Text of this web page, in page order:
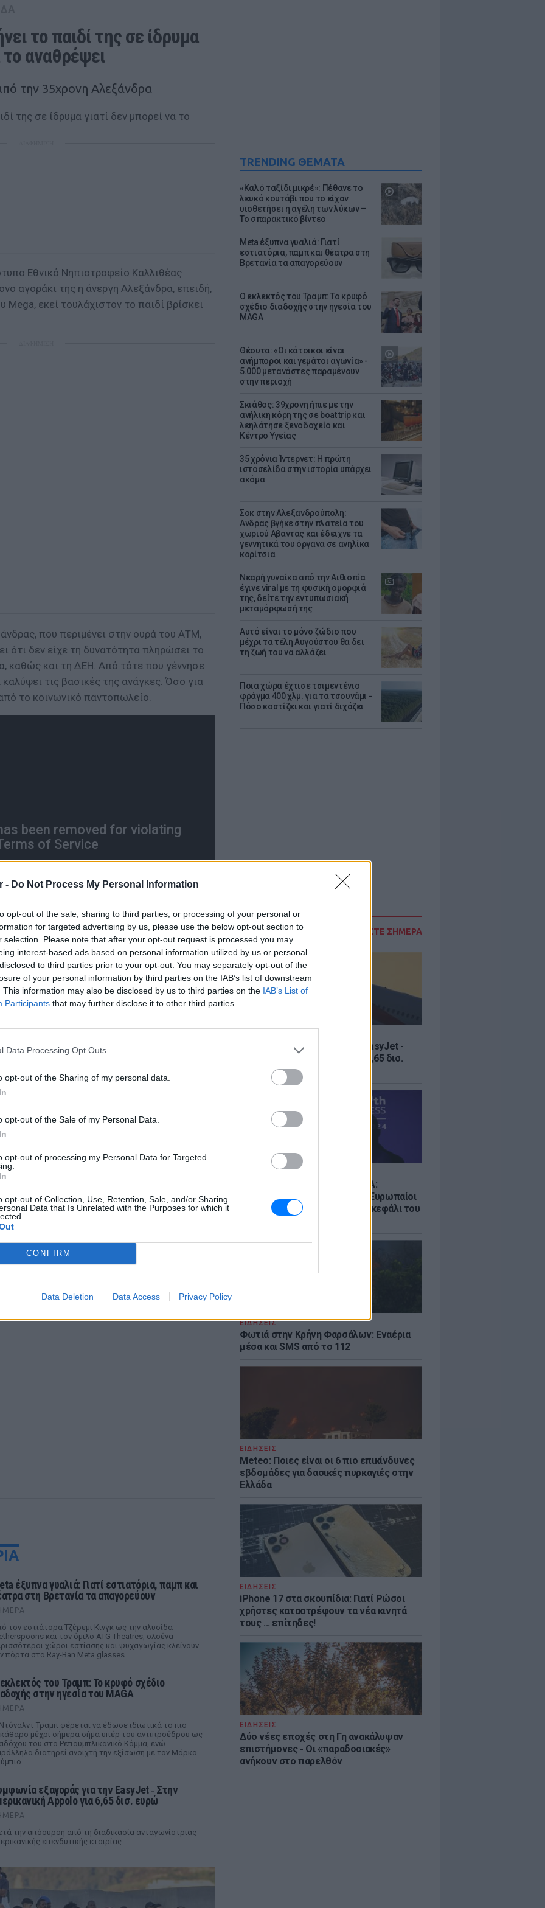
- Do Not Process My Personal Information
opt-out of the sale, sharing to third parties, or processing of your personal or
for targeted advertising by us, please use the below opt-out section to
selection. Please note that after your opt-out request is processed you may
interest-based ads based on personal information utilized by us or personal
to third parties prior to your opt-out. You may separately opt-out of the
of your personal information by third parties on the IAB’s list of downstream
This information may also be disclosed by us to third parties on the IAB’s List of
Participants that may further disclose it to other third parties.
Data Processing Opt Outs
opt-out of the Sharing of my personal data.
opt-out of the Sale of my Personal Data.
opt-out of processing my Personal Data for Targeted
opt-out of Collection, Use, Retention, Sale, and/or Sharing
Data that Is Unrelated with the Purposes for which it
CONFIRM
Data Deletion Data Access Privacy Policy
TRENDING ΘΕΜΑΤΑ
«Καλό ταξίδι μικρέ»: Πέθανε το
λευκό κουτάβι που το είχαν
υιοθετήσει η αγέλη των λύκων –
Το σπαρακτικό βίντεο
Meta έξυπνα γυαλιά: Γιατί
εστιατόρια, παμπ και θέατρα στη
Βρετανία τα απαγορεύουν
Ο εκλεκτός του Τραμπ: Το κρυφό
σχέδιο διαδοχής στην ηγεσία του
MAGA
Θέουτα: «Οι κάτοικοι είναι
ανήμποροι και γεμάτοι αγωνία» -
5.000 μετανάστες παραμένουν
στην περιοχή
Σκιάθος: 39χρονη ήπιε με την
ανήλικη κόρη της σε boat trip και
λεηλάτησε ξενοδοχείο και
Κέντρο Υγείας
35 χρόνια Ίντερνετ: Η πρώτη
ιστοσελίδα στην ιστορία υπάρχει
ακόμα
Σοκ στην Αλεξανδρούπολη:
Ανδρας βγήκε στην πλατεία του
χωριού Αβαντας και έδειχνε τα
γεννητικά του όργανα σε ανηλίκα
κορίτσια
Νεαρή γυναίκα από την Αιθιοπία
έγινε viral με τη φυσική ομορφιά
της, δείτε την εντυπωσιακή
μεταμόρφωσή της
Αυτό είναι το μόνο ζώδιο που
μέχρι τα τέλη Αυγούστου θα δει
τη ζωή του να αλλάζει
Ποια χώρα έχτισε τσιμεντένιο
φράγμα 400 χλμ. για τα τσουνάμι -
Πόσο κοστίζει και γιατί διχάζει
ΔΙΑΒΑΣΤΕ ΣΗΜΕΡΑ
Συμφωνία εξαγοράς για την EasyJet -
Στην αμερικανική Appolo για 6,65 δισ.
ΕΙΔΗΣΕΙΣ
Στα άκρα ο πόλεμος UEFA-FIFA:
Επιμένουν στο μποϊκοτάζ οι Ευρωπαίοι
και ζητούν εγγυήσεις και το... κεφάλι του
ΕΙΔΗΣΕΙΣ
Φωτιά στην Κρήνη Φαρσάλων: Εναέρια
μέσα και SMS από το 112
ΕΙΔΗΣΕΙΣ
Meteo: Ποιες είναι οι 6 πιο επικίνδυνες
εβδομάδες για δασικές πυρκαγιές στην
Ελλάδα
ΕΙΔΗΣΕΙΣ
iPhone 17 στα σκουπίδια: Γιατί Ρώσοι
χρήστες καταστρέφουν τα νέα κινητά
τους ... επίτηδες!
ΕΙΔΗΣΕΙΣ
Δύο νέες εποχές στη Γη ανακάλυψαν
επιστήμονες - Oι «παραδοσιακές»
ανήκουν στο παρελθόν
το παιδί της σε ίδρυμα
το αναθρέψει
την 35χρονη Αλεξάνδρα
Εθνικό Νηπιοτροφείο Καλλιθέας
αγοράκι της η άνεργη Αλεξάνδρα, επειδή,
εκεί τουλάχιστον το παιδί βρίσκει
που περιμένει στην ουρά του ΑΤΜ,
ότι δεν είχε τη δυνατότητα πληρώσει το
καθώς και τη ΔΕΗ. Από τότε που γέννησε
καλύψει τις βασικές της ανάγκες. Όσο για
το κοινωνικό παντοπωλείο.
ΔΙΑΦΗΜΙΣΗ
στο
στην
και στο Instagram
έξυπνα γυαλιά: Γιατί εστιατόρια, παμπ και
στη Βρετανία τα απαγορεύουν
τον εστιάτορα Τζέρεμι Κινγκ ως την αλυσίδα
και τον όμιλο ATG Theatres, ολοένα
χώροι εστίασης και ψυχαγωγίας κλείνουν
πόρτα στα Ray-Ban Meta glasses.
του Τραμπ: Το κρυφό σχέδιο
στην ηγεσία του MAGA
Τραμπ φέρεται να έδωσε ιδιωτικά το πιο
μέχρι σήμερα σήμα υπέρ του αντιπροέδρου ως
του στο Ρεπουμπλικανικό Κόμμα, ενώ
διατηρεί ανοιχτή την εξίσωση με τον Μάρκο
εξαγοράς για την EasyJet ‑ Στην
Appolo για 6,65 δισ. ευρώ
την απόσυρση από τη διαδικασία ανταγωνίστριας
επενδυτικής εταιρίας